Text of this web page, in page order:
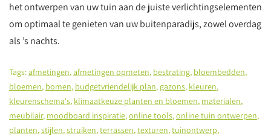
het ontwerpen van uw tuin aan de juiste verlichtingselementen
om optimaal te genieten van uw buitenparadijs, zowel overdag
als ’s nachts.
Tags:afmetingen,afmetingen opmeten, bestrating, bloembedden,
bloemen, bomen, budgetvriendelijk plan, gazons, kleuren,
kleurenschema's, klimaatkeuze planten en bloemen, materialen,
meubilair, moodboard inspiratie,online tools,online tuin ontwerpen,
planten,stijlen,struiken,terrassen,texturen,tuinontwerp,